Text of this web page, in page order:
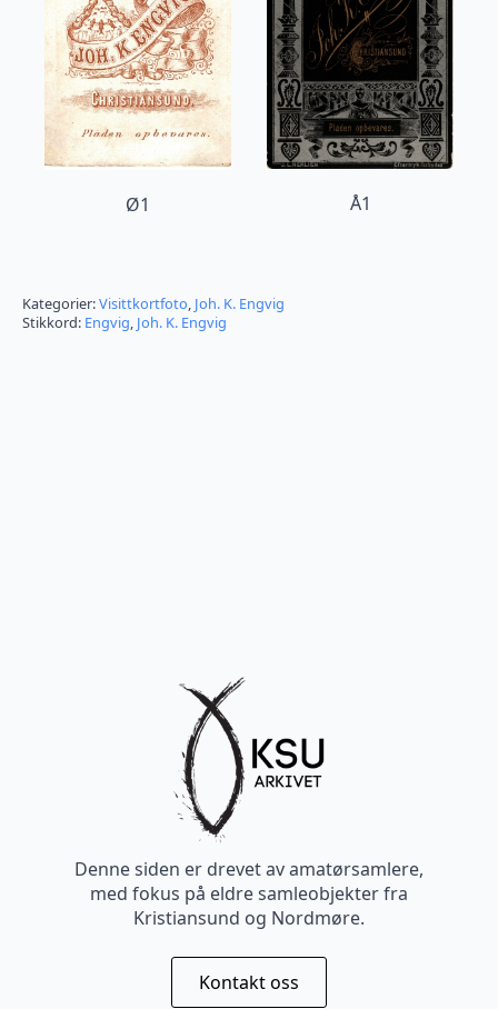
Ø1 Å1
Kategorier:Visittkortfoto, Joh. K. Engvig
Stikkord: Engvig, Joh. K. Engvig
Denne siden er drevet av amatørsamlere,
med fokus på eldre samleobjekter fra
Kristiansund og Nordmøre.
Kontakt oss